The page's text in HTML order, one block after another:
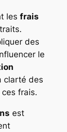
les frais
des
le
clarté des
frais.
est